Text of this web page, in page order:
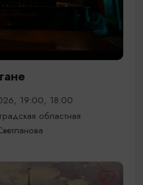
19:00, 18:00
областная